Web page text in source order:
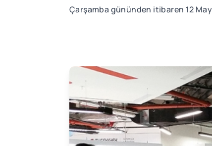
Çarşamba gününden itibaren 12